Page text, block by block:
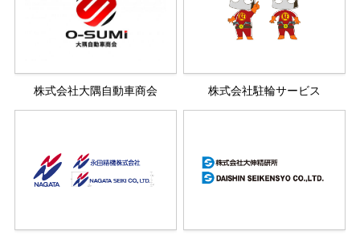
株式会社大隅自動車商会 株式会社駐輪サービス